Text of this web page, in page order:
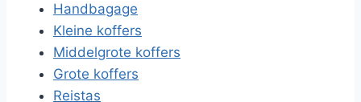
Handbagage
Kleine koffers
Middelgrote koffers
Grote koffers
Reistas